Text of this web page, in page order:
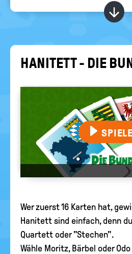
HA­NI­TETT - DIE
Wer zuerst 16 Karten hat,
Hanitett sind einfach, denn
Quartett oder "Stechen".
Wähle Moritz, Bärbel oder